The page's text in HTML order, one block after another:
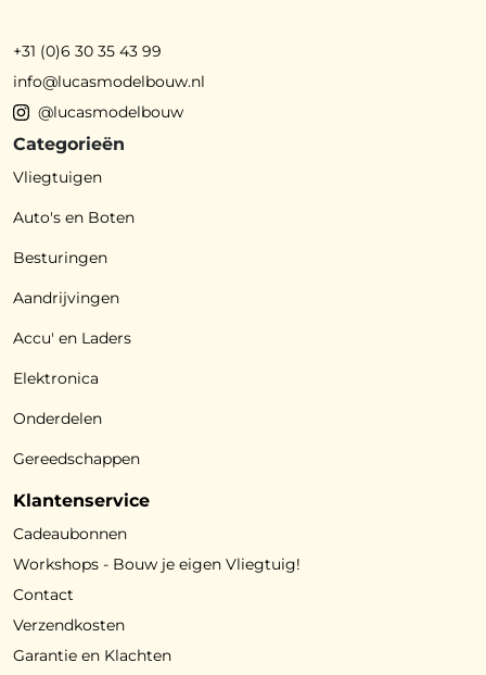
+31 (0)6 30 35 43 99
info@lucasmodelbouw.nl
@lucasmodelbouw
Categorieën
Vliegtuigen
Auto's en Boten
Besturingen
Aandrijvingen
Accu' en Laders
Elektronica
Onderdelen
Gereedschappen
Klantenservice
Cadeaubonnen
Workshops - Bouw je eigen Vliegtuig!
Contact
Verzendkosten
Garantie en Klachten